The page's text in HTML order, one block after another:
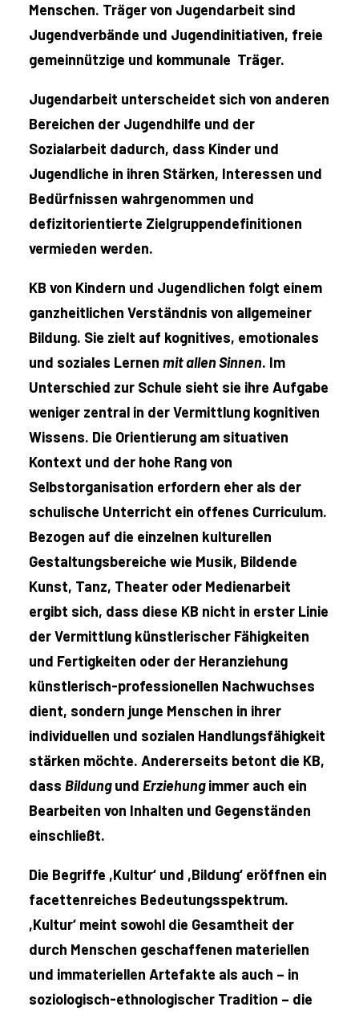
Menschen. Träger von Jugendarbeit sind
Jugendverbände und Jugendinitiativen, freie
gemeinnützige und kommunale Träger.
Jugendarbeit unterscheidet sich von anderen
Bereichen der Jugendhilfe und der
Sozialarbeit dadurch, dass Kinder und
Jugendliche in ihren Stärken, Interessen und
Bedürfnissen wahrgenommen und
defizitorientierte Zielgruppendefinitionen
vermieden werden.
KB von Kindern und Jugendlichen folgt einem
ganzheitlichen Verständnis von allgemeiner
Bildung. Sie zielt auf kognitives, emotionales
und soziales Lernen mit allen Sinnen. Im
Unterschied zur Schule sieht sie ihre Aufgabe
weniger zentral in der Vermittlung kognitiven
Wissens. Die Orientierung am situativen
Kontext und der hohe Rang von
Selbstorganisation erfordern eher als der
schulische Unterricht ein offenes Curriculum.
Bezogen auf die einzelnen kulturellen
Gestaltungsbereiche wie Musik, Bildende
Kunst, Tanz, Theater oder Medienarbeit
ergibt sich, dass diese KB nicht in erster Linie
der Vermittlung künstlerischer Fähigkeiten
und Fertigkeiten oder der Heranziehung
künstlerisch-professionellen Nachwuchses
dient, sondern junge Menschen in ihrer
individuellen und sozialen Handlungsfähigkeit
stärken möchte. Andererseits betont die KB,
dass Bildungund Erziehungimmer auch ein
Bearbeiten von Inhalten und Gegenständen
einschließt.
Die Begriffe ,Kultur‘ und ,Bildung‘ eröffnen ein
facettenreiches Bedeutungsspektrum.
,Kultur‘ meint sowohl die Gesamtheit der
durch Menschen geschaffenen materiellen
und immateriellen Artefakte als auch – in
soziologisch-ethnologischer Tradition – die